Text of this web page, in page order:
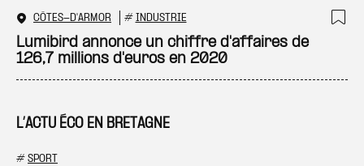
L’ACTU ÉCO EN BRETAGNE
# SPORT
CÔTES-D'ARMOR # INDUSTRIE
Lumibird annonce un chiffre d'affaires de
126,7 millions d'euros en 2020